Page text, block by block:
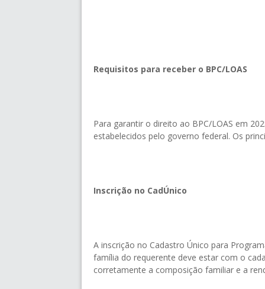
Requisitos para receber o BPC/LOAS
Para garantir o direito ao BPC/LOAS em
estabelecidos pelo governo federal. Os
Inscrição no CadÚnico
A inscrição no Cadastro Único para
família do requerente deve estar com o
corretamente a composição familiar e a